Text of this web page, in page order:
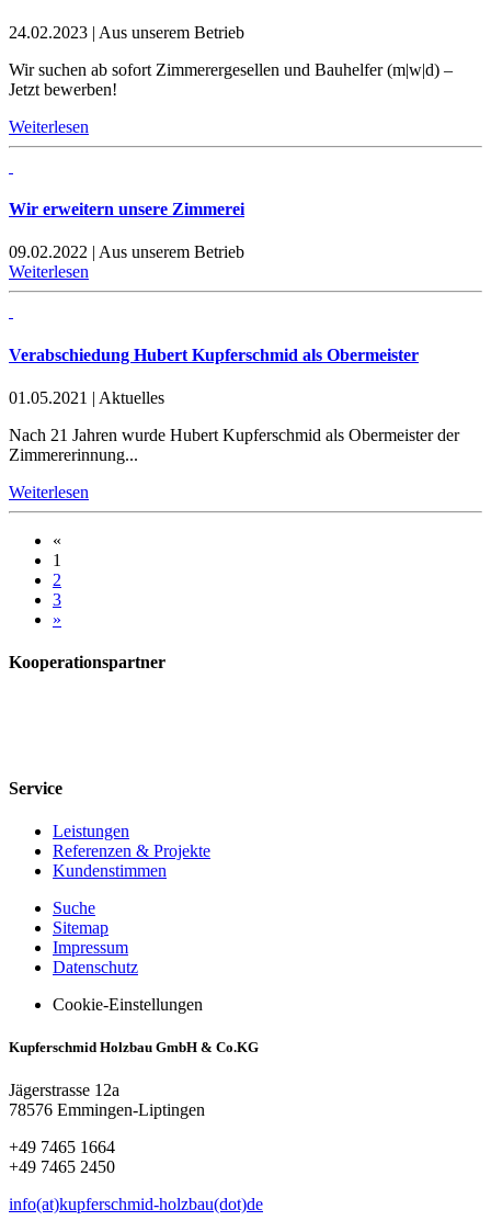
24.02.2023 | Aus unserem Betrieb
Wir suchen ab sofort Zimmerergesellen und Bauhelfer (m|w|d) –
Jetzt bewerben!
Weiterlesen
Wir erweitern unsere Zimmerei
09.02.2022 | Aus unserem Betrieb
Weiterlesen
Verabschiedung Hubert Kupferschmid als Obermeister
01.05.2021 | Aktuelles
Nach 21 Jahren wurde Hubert Kupferschmid als Obermeister der
Zimmererinnung...
Weiterlesen
«
1
2
3
»
Kooperationspartner
Service
Leistungen
Referenzen & Projekte
Kundenstimmen
Suche
Sitemap
Impressum
Datenschutz
Cookie-Einstellungen
Kupferschmid Holzbau GmbH & Co.KG
Jägerstrasse 12a
78576 Emmingen-Liptingen
+49 7465 1664
+49 7465 2450
info(at)kupferschmid-holzbau(dot)de